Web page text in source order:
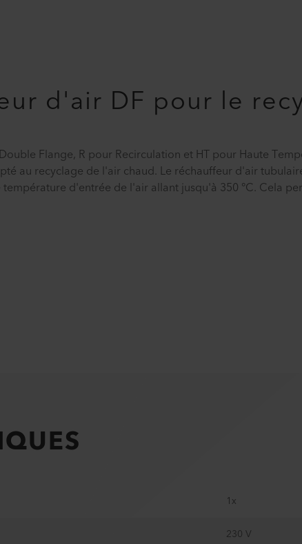
d'air DF pour le
Flange, R pour Recirculation et HT pour Haute
au recyclage de l'air chaud. Le réchauffeur d'air
d'entrée de l'air allant jusqu'à 350 °C. Cela
1x
230 V